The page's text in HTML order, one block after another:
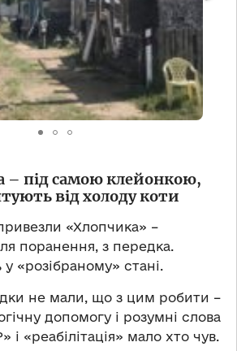
– під самою клейонкою,
від холоду коти
«Хлопчика» –
поранення, з передка.
у «розібраному» стані.
не мали, що з цим робити –
допомогу і розумні слова
і «реабілітація» мало хто чув.